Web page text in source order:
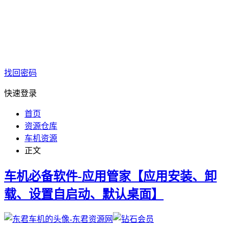
找回密码
快速登录
首页
资源仓库
车机资源
正文
车机必备软件-应用管家【应用安装、卸
载、设置自启动、默认桌面】